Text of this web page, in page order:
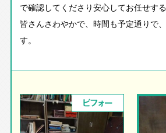
で確認してくださり安心してお任せす
皆さんさわやかで、時間も予定通りで
す。
ビフォー